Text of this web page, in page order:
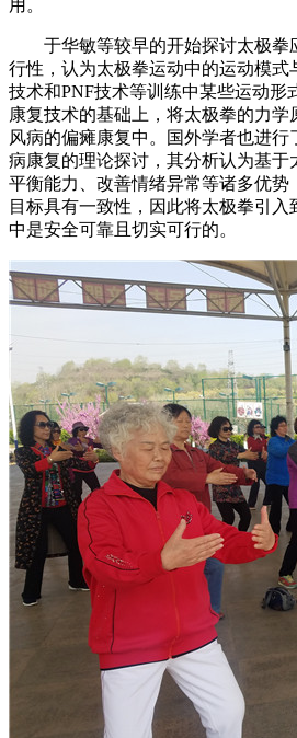
用。
于华敏等较早的开始探讨太极拳
行性，认为太极拳运动中的运动模式
技术和PNF技术等训练中某些运动形
康复技术的基础上，将太极拳的力学
风病的偏瘫康复中。国外学者也进
病康复的理论探讨，其分析认为基于
平衡能力、改善情绪异常等诸多优势
目标具有一致性，因此将太极拳引
中是安全可靠且切实可行的。